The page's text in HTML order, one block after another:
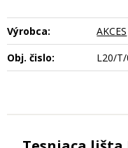
Výrobca:
AKCES
Obj. čislo:
L20/